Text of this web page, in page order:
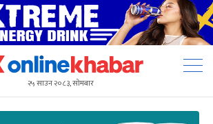
२५ साउन २०८३, सोमबार